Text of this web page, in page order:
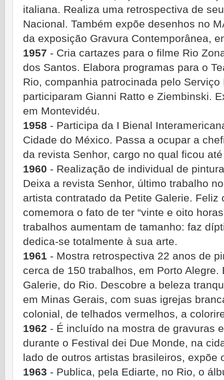
italiana. Realiza uma retrospectiva de
Nacional. Também expõe desenhos no
da exposição Gravura Contemporânea,
1957 - Cria cartazes para o filme Rio
dos Santos. Elabora programas para o
Rio, companhia patrocinada pelo
participaram Gianni Ratto e Ziembinski.
em Montevidéu.
1958 - Participa da I Bienal
Cidade do México. Passa a ocupar a
da revista Senhor, cargo no qual ficou
1960 - Realização de individual de
Deixa a revista Senhor, último trabalho
artista contratado da Petite Galerie.
comemora o fato de ter “vinte e oito
trabalhos aumentam de tamanho: faz
dedica-se totalmente à sua arte.
1961 - Mostra retrospectiva 22 anos de
cerca de 150 trabalhos, em Porto
Galerie, do Rio. Descobre a beleza
em Minas Gerais, com suas igrejas
colonial, de telhados vermelhos, a
1962 - É incluído na mostra de gravuras
durante o Festival dei Due Monde, na
lado de outros artistas brasileiros, expõe
1963 - Publica, pela Ediarte, no Rio, o